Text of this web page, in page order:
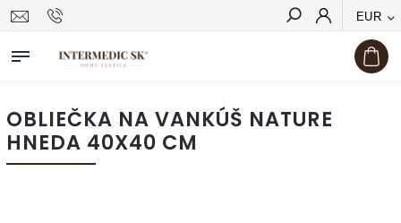
EUR
Hľadať
OBLIEČKA NA VANKÚŠ NATURE
HNEDA 40X40 CM